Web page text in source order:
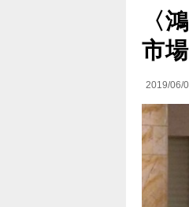
〈
市
2019/06/